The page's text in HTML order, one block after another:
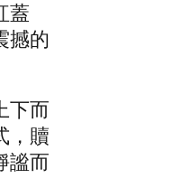
蓋
撼的
下而
，贖
謐而